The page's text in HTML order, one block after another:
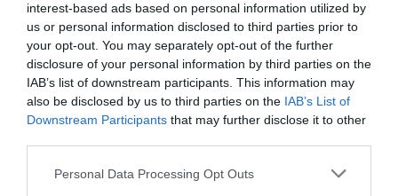
interest-based ads based on personal information utilized by
us or personal information disclosed to third parties prior to
your opt-out. You may separately opt-out of the further
disclosure of your personal information by third parties on the
IAB’s list of downstream participants. This information may
also be disclosed by us to third parties on the IAB’s List of
Downstream Participants that may further disclose it to other
Personal Data Processing Opt Outs